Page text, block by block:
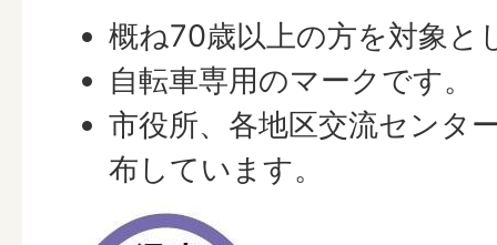
概ね70歳以上の方を対象と
自転車専用のマークです。
市役所、各地区交流センタ
布しています。